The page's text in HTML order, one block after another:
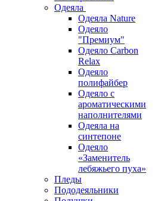
Одеяла
Одеяла Nature
Одеяло
"Премиум"
Одеяло Carbon
Relax
Одеяло
полифайбер
Одеяло с
ароматическими
наполнителями
Одеяла на
синтепоне
Одеяло
«Заменитель
лебяжьего пуха»
Пледы
Пододеяльники